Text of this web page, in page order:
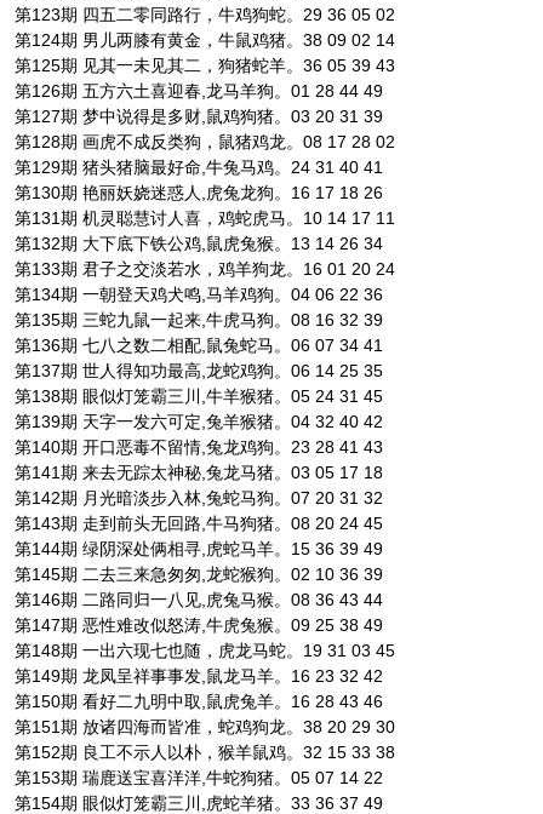
第123期 四五二零同路行，牛鸡狗蛇。29 36 05 02
第124期 男儿两膝有黄金，牛鼠鸡猪。38 09 02 14
第125期 见其一未见其二，狗猪蛇羊。36 05 39 43
第126期 五方六土喜迎春,龙马羊狗。01 28 44 49
第127期 梦中说得是多财,鼠鸡狗猪。03 20 31 39
第128期 画虎不成反类狗，鼠猪鸡龙。08 17 28 02
第129期 猪头猪脑最好命,牛兔马鸡。24 31 40 41
第130期 艳丽妖娆迷惑人,虎兔龙狗。16 17 18 26
第131期 机灵聪慧讨人喜，鸡蛇虎马。10 14 17 11
第132期 大下底下铁公鸡,鼠虎兔猴。13 14 26 34
第133期 君子之交淡若水，鸡羊狗龙。16 01 20 24
第134期 一朝登天鸡犬鸣,马羊鸡狗。04 06 22 36
第135期 三蛇九鼠一起来,牛虎马狗。08 16 32 39
第136期 七八之数二相配,鼠兔蛇马。06 07 34 41
第137期 世人得知功最高,龙蛇鸡狗。06 14 25 35
第138期 眼似灯笼霸三川,牛羊猴猪。05 24 31 45
第139期 天字一发六可定,兔羊猴猪。04 32 40 42
第140期 开口恶毒不留情,兔龙鸡狗。23 28 41 43
第141期 来去无踪太神秘,兔龙马猪。03 05 17 18
第142期 月光暗淡步入林,兔蛇马狗。07 20 31 32
第143期 走到前头无回路,牛马狗猪。08 20 24 45
第144期 绿阴深处俩相寻,虎蛇马羊。15 36 39 49
第145期 二去三来急匆匆,龙蛇猴狗。02 10 36 39
第146期 二路同归一八见,虎兔马猴。08 36 43 44
第147期 恶性难改似怒涛,牛虎兔猴。09 25 38 49
第148期 一出六现七也随，虎龙马蛇。19 31 03 45
第149期 龙凤呈祥事事发,鼠龙马羊。16 23 32 42
第150期 看好二九明中取,鼠虎兔羊。16 28 43 46
第151期 放诸四海而皆准，蛇鸡狗龙。38 20 29 30
第152期 良工不示人以朴，猴羊鼠鸡。32 15 33 38
第153期 瑞鹿送宝喜洋洋,牛蛇狗猪。05 07 14 22
第154期 眼似灯笼霸三川,虎蛇羊猪。33 36 37 49